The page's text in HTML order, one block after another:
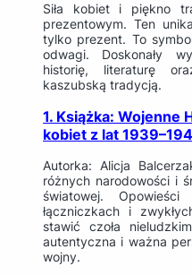
Siła kobiet i piękno
prezentowym. Ten
tylko prezent. To
odwagi. Doskonały
historię, literaturę
kaszubską tradycją.
1. Książka: Wojenne
kobiet z lat
Autorka: Alicja
różnych narodowości i
światowej.
łączniczkach i
stawić czoła
autentyczna i ważna
wojny.